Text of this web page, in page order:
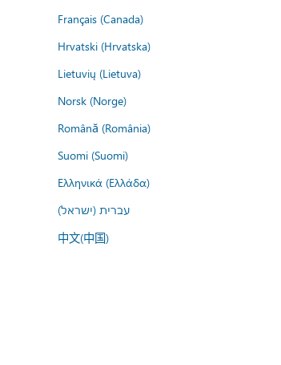
Français (Canada)
Hrvatski (Hrvatska)
Lietuvių (Lietuva)
Norsk (Norge)
Română (România)
Suomi (Suomi)
Ελληνικά (Ελλάδα)
עברית (ישראל)
中文(中国)